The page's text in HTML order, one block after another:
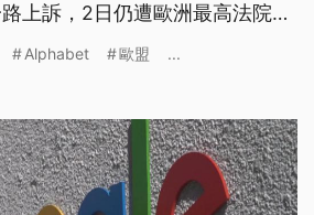
上訴，2日仍遭歐洲最高法院駁
Alphabet 歐盟 ...